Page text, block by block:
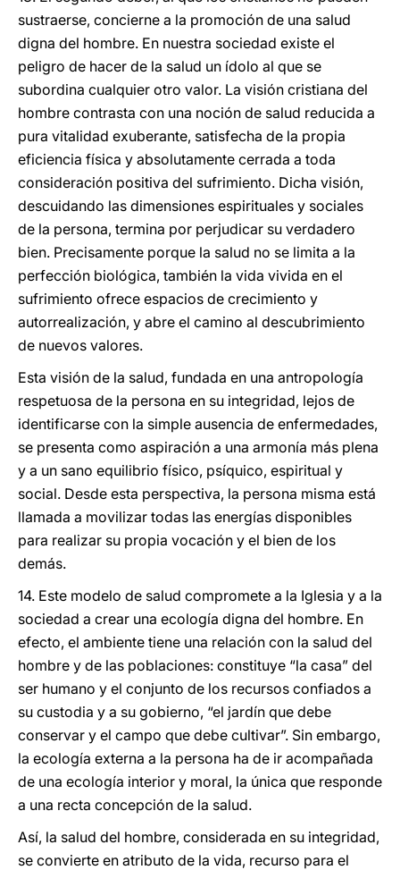
sustraerse, concierne a la promoción de una salud
digna del hombre. En nuestra sociedad existe el
peligro de hacer de la salud un ídolo al que se
subordina cualquier otro valor. La visión cristiana del
hombre contrasta con una noción de salud reducida a
pura vitalidad exuberante, satisfecha de la propia
eficiencia física y absolutamente cerrada a toda
consideración positiva del sufrimiento. Dicha visión,
descuidando las dimensiones espirituales y sociales
de la persona, termina por perjudicar su verdadero
bien. Precisamente porque la salud no se limita a la
perfección biológica, también la vida vivida en el
sufrimiento ofrece espacios de crecimiento y
autorrealización, y abre el camino al descubrimiento
de nuevos valores.
Esta visión de la salud, fundada en una antropología
respetuosa de la persona en su integridad, lejos de
identificarse con la simple ausencia de enfermedades,
se presenta como aspiración a una armonía más plena
y a un sano equilibrio físico, psíquico, espiritual y
social. Desde esta perspectiva, la persona misma está
llamada a movilizar todas las energías disponibles
para realizar su propia vocación y el bien de los
demás.
14. Este modelo de salud compromete a la Iglesia y a la
sociedad a crear una ecología digna del hombre. En
efecto, el ambiente tiene una relación con la salud del
hombre y de las poblaciones: constituye “la casa” del
ser humano y el conjunto de los recursos confiados a
su custodia y a su gobierno, “el jardín que debe
conservar y el campo que debe cultivar”. Sin embargo,
la ecología externa a la persona ha de ir acompañada
de una ecología interior y moral, la única que responde
a una recta concepción de la salud.
Así, la salud del hombre, considerada en su integridad,
se convierte en atributo de la vida, recurso para el